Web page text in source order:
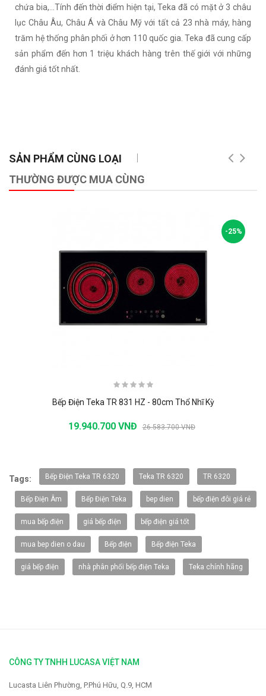
chứa bia,…Tính đến thời điểm hiện tại, Teka đã có mặt ở 3 châu
lục Châu Âu, Châu Á và Châu Mỹ với tất cả 23 nhà máy, hàng
trăm hệ thống phân phối ở hơn 110 quốc gia. Teka đã cung cấp
sản phẩm đến hơn 1 triệu khách hàng trên thế giới với những
đánh giá tốt nhất.
SẢN PHẨM CÙNG LOẠI
THƯỜNG ĐƯỢC MUA CÙNG
-25%
Bếp Điện Teka TR 831 HZ - 80cm Thổ Nhĩ Kỳ
19.940.700 VNĐ 26.583.700 VNĐ
-20%
Tags: Bếp Điện Teka TR 6320 Teka TR 6320 TR 6320
Bếp Điện Âm Bếp Điện Teka bep dien bếp điện đôi giá rẻ
mua bếp điện giá bếp điện bếp điện giá tốt
mua bep dien o dau Bếp điện Bếp điện Teka
giá bếp điện nhà phân phối bếp điện Teka Teka chính hãng
CÔNG TY TNHH LUCASA VIỆT NAM
Lucasta Liên Phường, P.Phú Hữu, Q.9, HCM